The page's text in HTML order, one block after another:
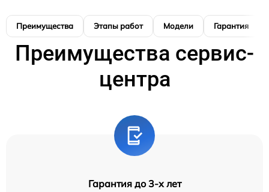
Преимущества Этапы работ Модели Гарантия
Преимущества сервис-
центра
Гарантия до 3-х лет